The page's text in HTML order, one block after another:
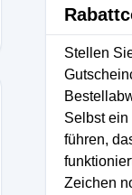
Stellen
Selbst ein
führen,
Zeichen